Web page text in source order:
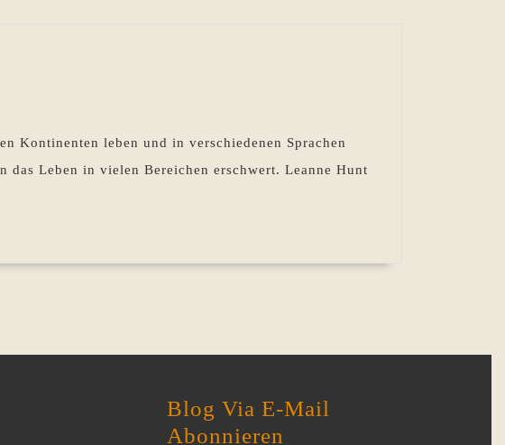
Kontinenten leben und in verschiedenen Sprachen
das Leben in vielen Bereichen erschwert. Leanne Hunt
Blog Via E-Mail
Abonnieren